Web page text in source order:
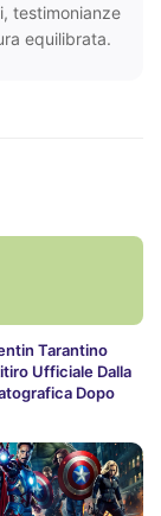
testimonianze
equilibrata.
Tarantino
Ufficiale Dalla
Dopo